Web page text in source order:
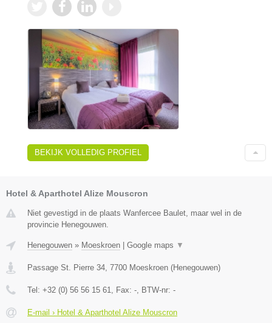
BEKIJK VOLLEDIG PROFIEL
Hotel & Aparthotel Alize Mouscron
Niet gevestigd in de plaats Wanfercee Baulet, maar wel in de
provincie Henegouwen.
Henegouwen » Moeskroen | Google maps ▼
Passage St. Pierre 34 7700 Moeskroen (Henegouwen)
Tel: +32 (0) 56 56 15 61 , Fax: - , BTW-nr: -
E-mail › Hotel & Aparthotel Alize Mouscron